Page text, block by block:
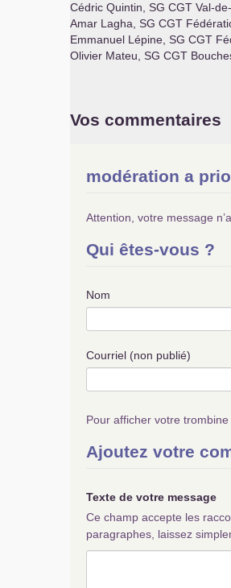
Cédric Quintin, SG CGT Val-
Amar Lagha, SG CGT
Emmanuel Lépine, SG CGT
Olivier Mateu, SG CGT
Vos commentaires
modération a
Attention, votre message
Qui êtes-vous ?
Nom
Courriel (non publié)
Pour afficher votre
Ajoutez votre
Texte de votre message
Ce champ accepte les
paragraphes, laissez